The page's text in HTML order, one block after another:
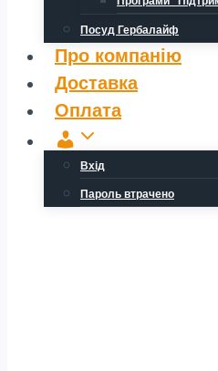
Посуд Гербалайф
Про компанію
Доставка
Оплата
Обліковий
запис
Вхід
Пароль втрачено